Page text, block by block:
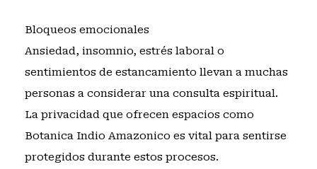
Bloqueos emocionales
Ansiedad, insomnio, estrés laboral o
sentimientos de estancamiento llevan a muchas
personas a considerar una consulta espiritual.
La privacidad que ofrecen espacios como
Botanica Indio Amazonico es vital para sentirse
protegidos durante estos procesos.